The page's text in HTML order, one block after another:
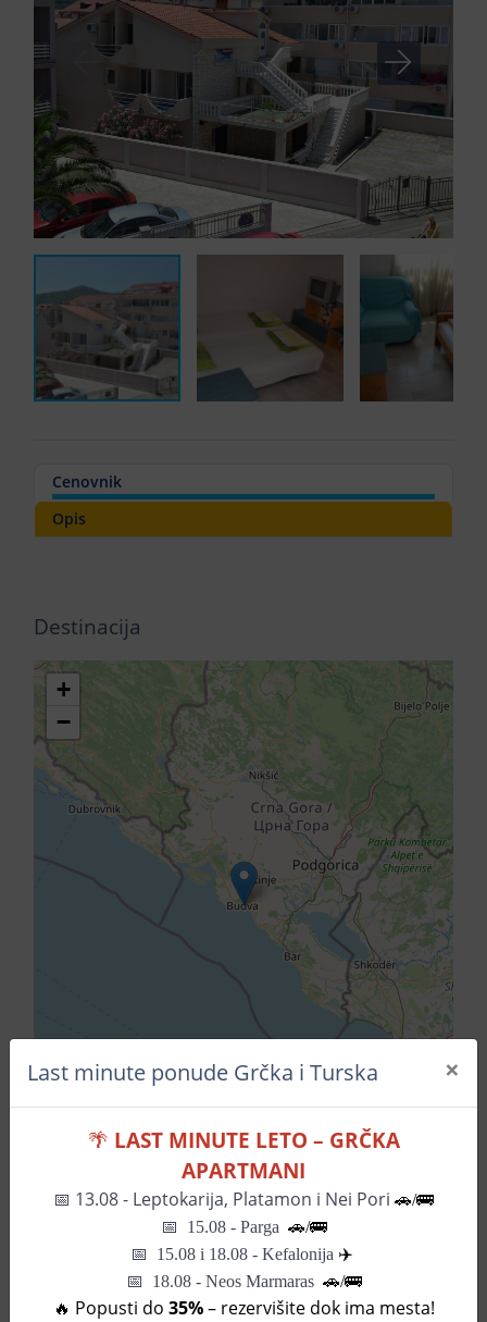
Opis
Cenovnik
Destinacija
+
−
Leaflet| ©OpenStreetMapcontributors
Pozovite za informacije
SLIČNI HOTELI
Last minute ponude Grčka i Turska ×
🌴 LAST MINUTE LETO – GRČKA
APARTMANI
📅 13.08 - Leptokarija, Platamon i Nei Pori 🚗/🚌
📅 15.08 - Parga 🚗/🚌
📅 15.08 i 18.08 - Kefalonija ✈️
📅 18.08 - Neos Marmaras 🚗/🚌
🔥 Popusti do 35%– rezervišite dok ima mesta!